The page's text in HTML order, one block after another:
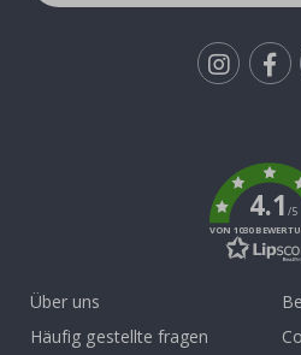
4.1/5
VON 1030
Über uns
Häufig gestellte fragen